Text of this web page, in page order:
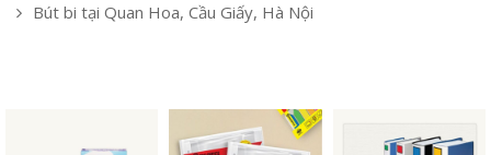
Bút bi tại Quan Hoa, Cầu Giấy, Hà Nội